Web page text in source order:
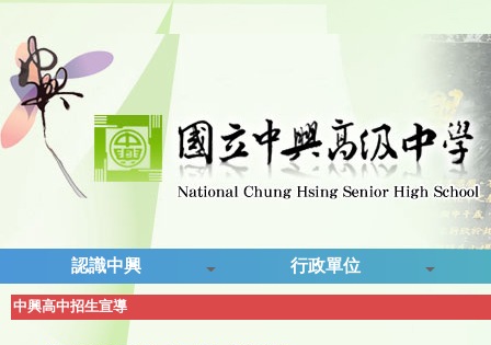
認識中興 行政單位
中興高中招生宣導